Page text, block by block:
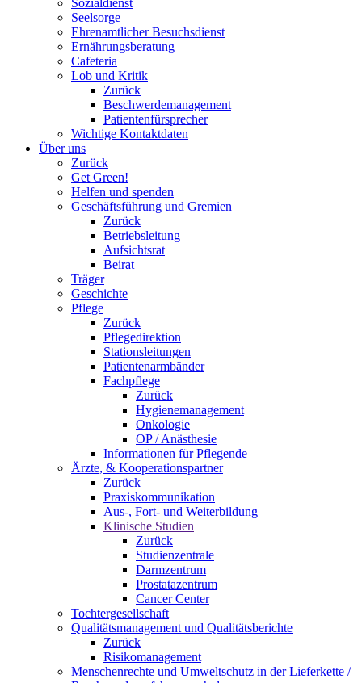
Sozialdienst
Seelsorge
Ehrenamtlicher Besuchsdienst
Ernährungsberatung
Cafeteria
Lob und Kritik
Zurück
Beschwerdemanagement
Patientenfürsprecher
Wichtige Kontaktdaten
Über uns
Zurück
Get Green!
Helfen und spenden
Geschäftsführung und Gremien
Zurück
Betriebsleitung
Aufsichtsrat
Beirat
Träger
Geschichte
Pflege
Zurück
Pflegedirektion
Stationsleitungen
Patientenarmbänder
Fachpflege
Zurück
Hygienemanagement
Onkologie
OP / Anästhesie
Informationen für Pflegende
Ärzte, & Kooperationspartner
Zurück
Praxiskommunikation
Aus-, Fort- und Weiterbildung
Klinische Studien
Zurück
Studienzentrale
Darmzentrum
Prostatazentrum
Cancer Center
Tochtergesellschaft
Qualitätsmanagement und Qualitätsberichte
Zurück
Risikomanagement
Menschenrechte und Umweltschutz in der Lieferkette /